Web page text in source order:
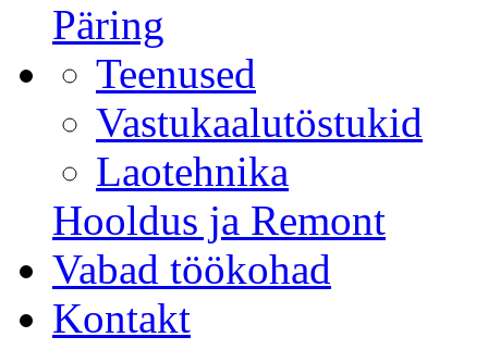
Päring
Teenused
Vastukaalutöstukid
Laotehnika
Hooldus ja Remont
Vabad töökohad
Kontakt